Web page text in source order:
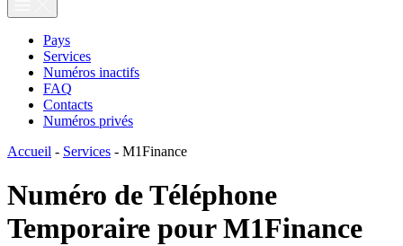
Pays
Services
Numéros inactifs
FAQ
Contacts
Numéros privés
Accueil - Services - M1Finance
Numéro de Téléphone
Temporaire pourM1Finance